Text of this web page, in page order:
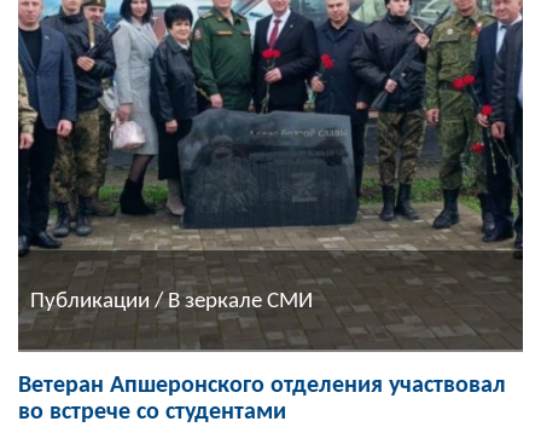
Публикации / В зеркале СМИ
Ветеран Апшеронского отделения участвовал
во встрече со студентами